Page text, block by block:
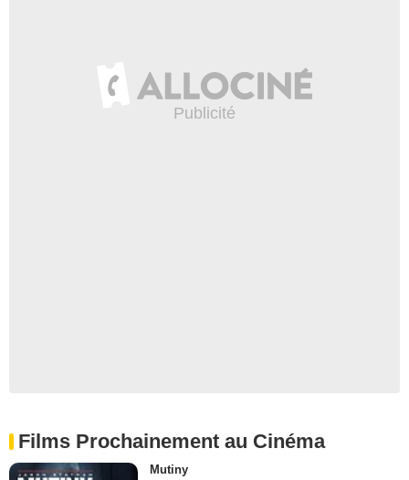
Films Prochainement au Cinéma
Mutiny